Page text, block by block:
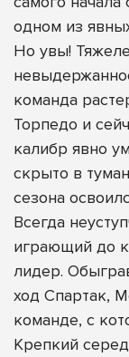
одном из
Но увы!
команда
Торпедо и
калибр явно
скрыто в
сезона
Всегда
играющий до
лидер.
ход Спартак,
команде, с
Крепкий